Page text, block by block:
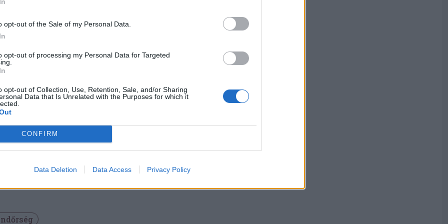
opt-out of the Sale of my Personal Data.
opt-out of processing my Personal Data for Targeted
opt-out of Collection, Use, Retention, Sale, and/or Sharing
Data that Is Unrelated with the Purposes for which it
CONFIRM
Data Deletion Data Access Privacy Policy
során
az autót
pénz egy részét,
tulajdonosnak
Az ügyben minősített lopás és
járműlopás gyanújával folytatódik a
Megyei Rendőr-főkapitányság